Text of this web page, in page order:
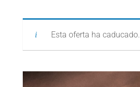
Esta oferta ha caducado.